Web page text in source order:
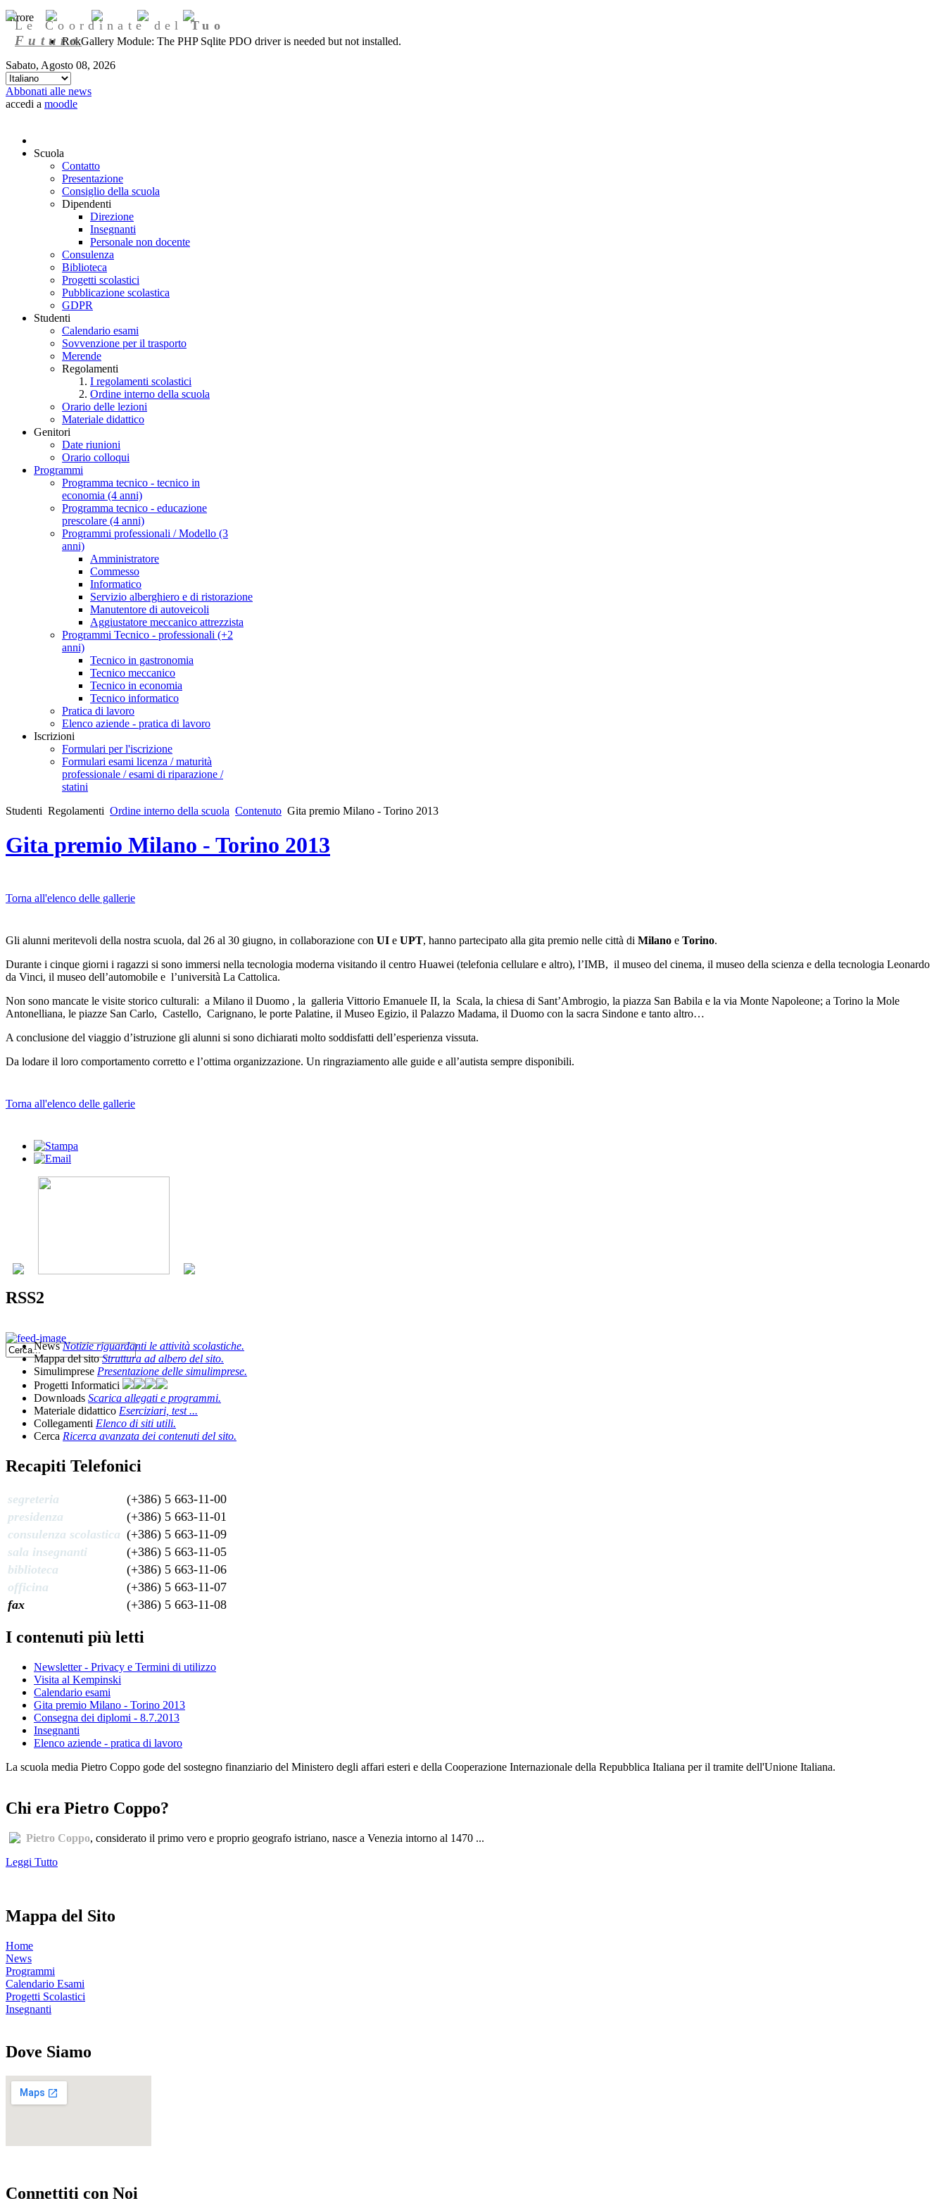
Errore
RokGallery Module: The PHP Sqlite PDO driver is needed but not installed.
Sabato, Agosto 08, 2026
Abbonati alle news
accedi a moodle
Le Coordinate delTuo
Futuro
Scuola
Contatto
Presentazione
Consiglio della scuola
Dipendenti
Direzione
Insegnanti
Personale non docente
Consulenza
Biblioteca
Progetti scolastici
Pubblicazione scolastica
GDPR
Studenti
Calendario esami
Sovvenzione per il trasporto
Merende
Regolamenti
I regolamenti scolastici
Ordine interno della scuola
Orario delle lezioni
Materiale didattico
Genitori
Date riunioni
Orario colloqui
Programmi
Programma tecnico - tecnico in
economia (4 anni)
Programma tecnico - educazione
prescolare (4 anni)
Programmi professionali / Modello (3
anni)
Amministratore
Commesso
Informatico
Servizio alberghiero e di ristorazione
Manutentore di autoveicoli
Aggiustatore meccanico attrezzista
Programmi Tecnico - professionali (+2
anni)
Tecnico in gastronomia
Tecnico meccanico
Tecnico in economia
Tecnico informatico
Pratica di lavoro
Elenco aziende - pratica di lavoro
Iscrizioni
Formulari per l'iscrizione
Formulari esami licenza / maturità
professionale / esami di riparazione /
statini
Studenti Regolamenti Ordine interno della scuola Contenuto Gita premio Milano - Torino 2013
Gita premio Milano - Torino 2013
Torna all'elenco delle gallerie
Gli alunni meritevoli della nostra scuola, dal 26 al 30 giugno, in collaborazione con UI e UPT, hanno partecipato alla gita premio nelle città di Milano e Torino.
Durante i cinque giorni i ragazzi si sono immersi nella tecnologia moderna visitando il centro Huawei (telefonia cellulare e altro), l’IMB, il museo del cinema, il museo della scienza e della tecnologia Leonardo
da Vinci, il museo dell’automobile e l’università La Cattolica.
Non sono mancate le visite storico culturali: a Milano il Duomo , la galleria Vittorio Emanuele II, la Scala, la chiesa di Sant’Ambrogio, la piazza San Babila e la via Monte Napoleone; a Torino la Mole
Antonelliana, le piazze San Carlo, Castello, Carignano, le porte Palatine, il Museo Egizio, il Palazzo Madama, il Duomo con la sacra Sindone e tanto altro…
A conclusione del viaggio d’istruzione gli alunni si sono dichiarati molto soddisfatti dell’esperienza vissuta.
Da lodare il loro comportamento corretto e l’ottima organizzazione. Un ringraziamento alle guide e all’autista sempre disponibili.
Torna all'elenco delle gallerie
RSS2
NewsNotizie riguardanti le attività scolastiche.
Mappa del sitoStruttura ad albero del sito.
Simulimprese Presentazione delle simulimprese.
Progetti Informatici
Downloads Scarica allegati e programmi.
Materiale didattico Eserciziari, test ...
Collegamenti Elenco di siti utili.
Cerca Ricerca avanzata dei contenuti del sito.
Recapiti Telefonici
segreteria
(+386) 5 663-11-00
presidenza
(+386) 5 663-11-01
consulenza scolastica (+386) 5 663-11-09
sala insegnanti
(+386) 5 663-11-05
biblioteca
(+386) 5 663-11-06
officina
(+386) 5 663-11-07
fax
(+386) 5 663-11-08
I contenuti più letti
Newsletter - Privacy e Termini di utilizzo
Visita al Kempinski
Calendario esami
Gita premio Milano - Torino 2013
Consegna dei diplomi - 8.7.2013
Insegnanti
Elenco aziende - pratica di lavoro
La scuola media Pietro Coppo gode del sostegno finanziario del Ministero degli affari esteri e della Cooperazione Internazionale della Repubblica Italiana per il tramite dell'Unione Italiana.
Chi era Pietro Coppo?
Pietro Coppo, considerato il primo vero e proprio geografo istriano, nasce a Venezia intorno al 1470 ...
Leggi Tutto
Mappa del Sito
Home
News
Programmi
Calendario Esami
Progetti Scolastici
Insegnanti
Dove Siamo
Connettiti con Noi